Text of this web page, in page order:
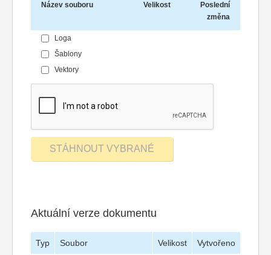
Název souboru Velikost
Poslední
změna
Loga
Šablony
Vektory
Aktuální verze dokumentu
Typ Soubor Velikost Vytvořeno